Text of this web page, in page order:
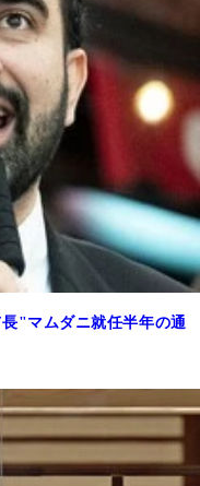
"マムダニ就任半年の通